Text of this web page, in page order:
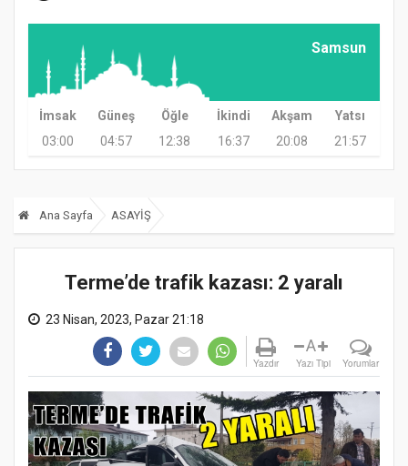
Samsun
İmsak Güneş Öğle İkindi Akşam
Yatsı
03:00
04:57 12:38 16:37 20:08 21:57
Ana Sayfa ASAYİŞ
Terme’de trafik kazası: 2 yaralı
23 Nisan, 2023, Pazar 21:18
Yazdır
A
Yazı Tipi Yorumlar